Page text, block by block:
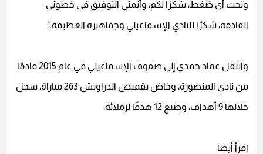
وتحت أي ضغط، شكرًا لكم، وأتمنى التوفيق في خطوتي
القادمة، شكرًا للنادي الإسماعيلي وجماهيره العظيمة."
وانتقل عماد حمدي إلى صفوف الإسماعيلي في عام 2015 قادمًا
من نادي المنصورة، وخاض بقميص الدراويش 263 مباراة، سجل
خلالها 9 أهداف، وصنع 12 هدفًا لزملائه.
اقرأ أيضا